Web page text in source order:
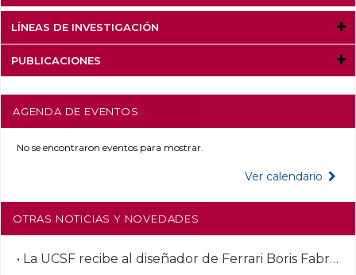
LÍNEAS DE INVESTIGACIÓN
PUBLICACIONES
AGENDA DE EVENTOS
No se encontraron eventos para mostrar.
Ver calendario
OTRAS NOTICIAS Y NOVEDADES
• La UCSF recibe al diseñador de Ferrari Boris Fabris en un workshop sobre diseño automotriz